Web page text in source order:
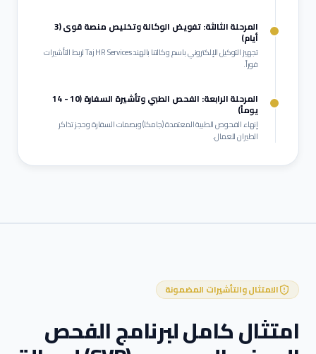
المرحلة الثالثة: تفويض الوكالة وتخليص منصة قوى (3
أيام)
تجهيز التوكيل الإلكتروني باسم وكالتنا بالهند Taj HR Services لربط التأشيرات
فوراً.
المرحلة الرابعة: الفحص الطبي وتأشيرة السفارة (10 - 14
يوماً)
إنهاء الفحوص الطبية المعتمدة (جامكا) وبصمات السفارة وحجز تذاكر
الطيران للعمال.
الامتثال والتأشيرات المضمونة
امتثال كامل لبرنامج الفحص